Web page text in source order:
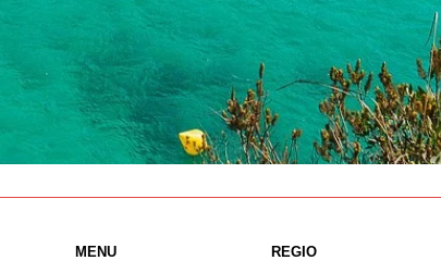
MENU REGIO